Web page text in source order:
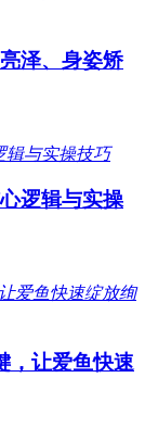
泽、身姿矫
逻辑与实操
，让爱鱼快速